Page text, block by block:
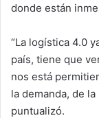
donde están
“La logística 4.0
país, tiene que
nos está
la demanda, de
puntualizó.